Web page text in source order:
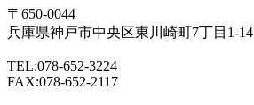
〒650-0044
兵庫県神戸市中央区東川崎町7丁目1-14
TEL:078-652-3224
FAX:078-652-2117